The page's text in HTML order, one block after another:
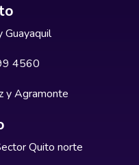
4560
y Agramonte
Quito norte